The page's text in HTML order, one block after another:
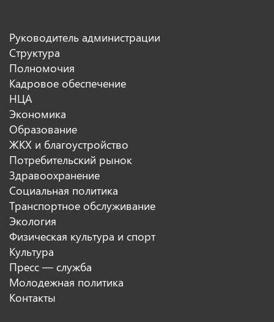
Руководитель администрации
Структура
Полномочия
Кадровое обеспечение
НЦА
Экономика
Образование
ЖКХ и благоустройство
Потребительский рынок
Здравоохранение
Социальная политика
Транспортное обслуживание
Экология
Физическая культура и спорт
Культура
Пресс — служба
Молодежная политика
Контакты